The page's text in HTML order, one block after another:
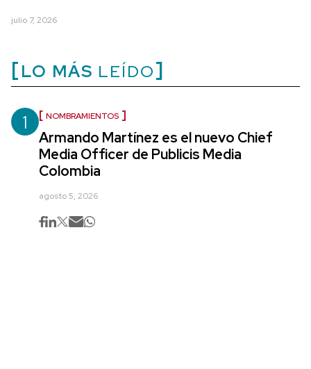
julio 7, 2026
LO MÁS LEÍDO
1 NOMBRAMIENTOS
Armando Martínez es el nuevo Chief
Media Officer de Publicis Media
Colombia
agosto 5, 2026